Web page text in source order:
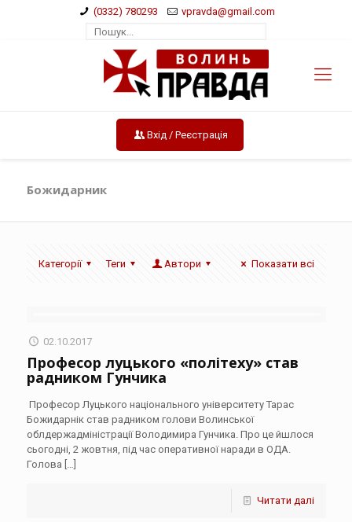
(0332) 780293 vpravda@gmail.com
Вхід / Реєстрація
Божидарник
Категорії Теги Автори Показати всі
02.10.2017
Професор луцького «політеху» став
радником Гунчика
Професор Луцького національного університету Тарас
Божидарнік став радником голови Волинської
облдержадміністрації Володимира Гунчика. Про це йшлося
сьогодні, 2 жовтня, під час оперативної наради в ОДА.
Голова […]
Читати далі